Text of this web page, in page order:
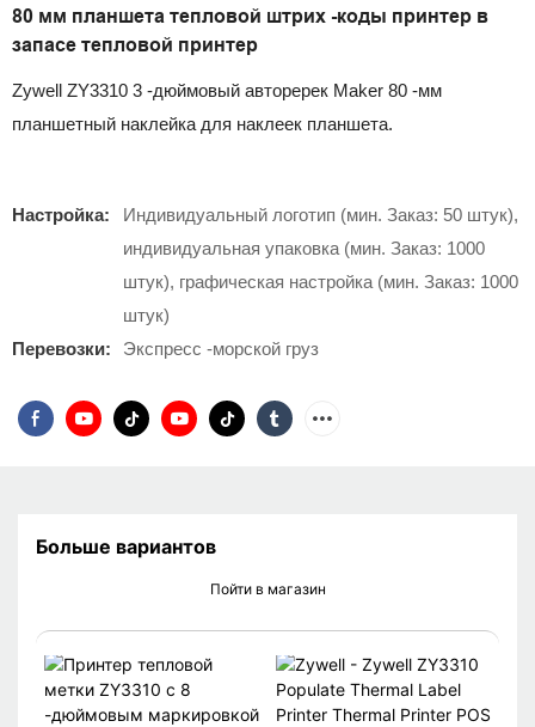
80 мм планшета тепловой штрих -коды принтер в
запасе тепловой принтер
Zywell ZY3310 3 -дюймовый авторерек Maker 80 -мм
планшетный наклейка для наклеек планшета.
Настройка:
Индивидуальный логотип (мин. Заказ: 50 штук),
индивидуальная упаковка (мин. Заказ: 1000
штук), графическая настройка (мин. Заказ: 1000
штук)
Перевозки:
Экспресс -морской груз
Больше вариантов
Пойти в магазин